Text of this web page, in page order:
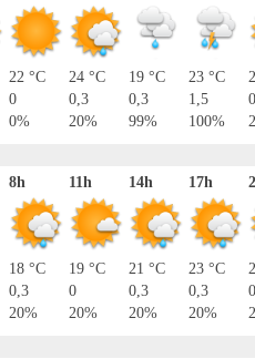
22 °C
0
0%
24 °C
0,3
20%
19 °C
0,3
99%
23 °C
1,5
100%
0
8h
18 °C
0,3
20%
11h
19 °C
0
20%
14h
21 °C
0,3
20%
17h
23 °C
0,3
20%
0